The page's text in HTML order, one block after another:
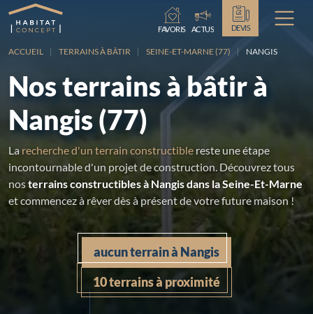
Chargement...
FAVORIS ACTUS DEVIS
ACCUEIL TERRAINS À BÂTIR SEINE-ET-MARNE (77) NANGIS
Nos terrains à bâtir à
Nangis (77)
La recherche d'un terrain constructible reste une étape
incontournable d'un projet de construction. Découvrez tous
nosterrains constructibles à Nangis dans la Seine-Et-Marne
et commencez à rêver dès à présent de votre future maison !
aucun terrain à Nangis
10 terrains à proximité